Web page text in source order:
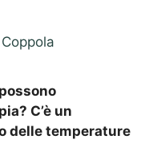
C’è un
delle temperature